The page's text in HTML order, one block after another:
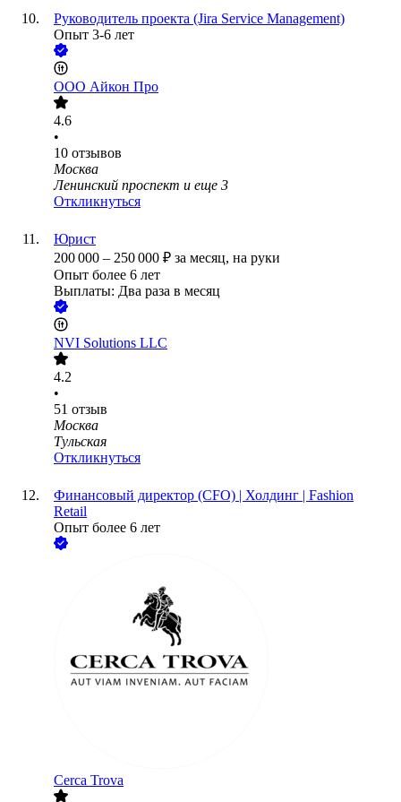
Руководитель проекта (Jira Service Management)
Опыт 3-6 лет
ООО Айкон Про
4.6
•
10 отзывов
Москва
Ленинский проспект и еще 3
Откликнуться
Юрист
200 000 – 250 000 ₽ за месяц, на руки
Опыт более 6 лет
Выплаты: Два раза в месяц
NVI Solutions LLC
4.2
•
51 отзыв
Москва
Тульская
Откликнуться
Финансовый директор (CFO) | Холдинг | Fashion
Retail
Опыт более 6 лет
Cerca Trova